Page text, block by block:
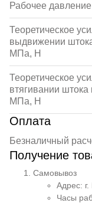
Рабочее
Теоретическое
выдвижении
МПа, Н
Теоретическое
втягивании штока
МПа, Н
Оплата
Безналичный
Получение
Самовывоз
Адрес:
Часы